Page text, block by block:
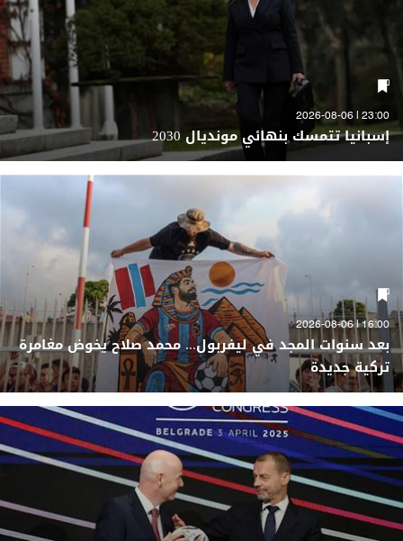
23:00 | 2026-08-06
إسبانيا تتمسك بنهائي مونديال 2030
16:00 | 2026-08-06
بعد سنوات المجد في ليفربول... محمد صلاح يخوض مغامرة
تركية جديدة